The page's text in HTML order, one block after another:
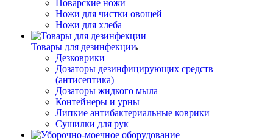
Поварские ножи
Ножи для чистки овощей
Ножи для хлеба
Товары для дезинфекции
Дезковрики
Дозаторы дезинфицирующих средств
(антисептика)
Дозаторы жидкого мыла
Контейнеры и урны
Липкие антибактериальные коврики
Сушилки для рук